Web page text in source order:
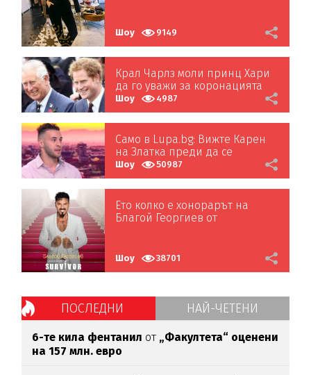
Шоу 9149
Крал Чарлз моли принц Хари
да го уважи за коронацията
Шоу 4987
Само в Lupa.bg: Вижте Карен
на Златка преди да се
тунингова
Шоу 50987
Ето колко е хонорарът на
Благой Георгиев от
Шоу 38701
ПОСЛЕДНИ НАЙ-ЧЕТЕНИ
6-те кила фентанил от „Факултета“ оценени
на 157 млн. евро